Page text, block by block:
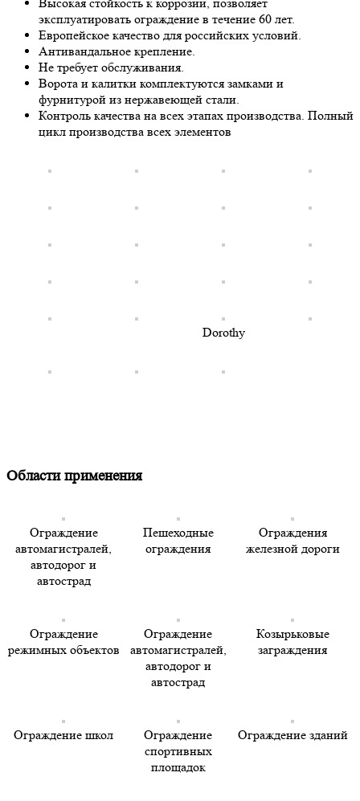
эксплуатировать ограждение в течение 60 лет.
Европейское качество для российских условий.
Антивандальное крепление.
Не требует обслуживания.
Ворота и калитки комплектуются замками и
фурнитурой из нержавеющей стали.
Контроль качества на всех этапах производства. Полный
цикл производства всех элементов
Dorothy
Области применения
Ограждение
автомагистралей,
автодорог и
автострад
Пешеходные
ограждения
Ограждения
железной дороги
Ограждение
режимных объектов
Ограждение
автомагистралей,
автодорог и
автострад
Козырьковые
заграждения
Ограждение школ
Ограждение
спортивных
площадок
Ограждение зданий